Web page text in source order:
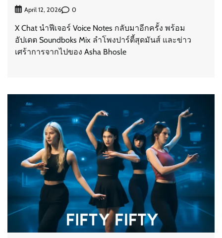
April 12, 2026 0
X Chat นำฟีเจอร์ Voice Notes กลับมาอีกครั้ง พร้อม
อัปเดต Soundboks Mix ลำโพงปาร์ตี้สุดมันส์ และข่าว
เศร้าการจากไปของ Asha Bhosle